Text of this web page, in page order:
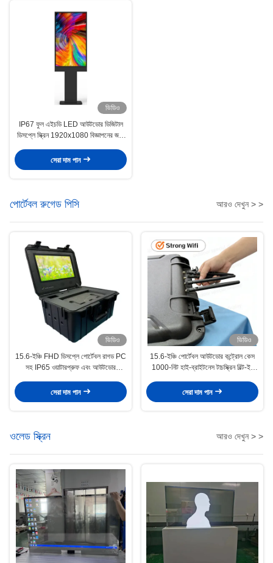
ভিডিও
IP67 ফুল এইচডি LED আউটডোর ডিজিটাল
ডিসপ্লে স্ক্রিন 1920x1080 বিজ্ঞাপনের জন্য
সেরা দাম পান
পোর্টেবল রুগেড পিসি আরও দেখুন > >
ভিডিও
15.6-ইঞ্চি FHD ডিসপ্লে পোর্টেবল রাগড PC
সহ IP65 ওয়াটারপ্রুফ এবং আউটডোর
সেরা দাম পান
ভিডিও
15.6-ইঞ্চি পোর্টেবল আউটডোর কন্ট্রোল কেস
1000-নিট হাই-ব্রাইটনেস টাচস্ক্রিন বিল্ট-ইন
সেরা দাম পান
ওলেড স্ক্রিন আরও দেখুন > >